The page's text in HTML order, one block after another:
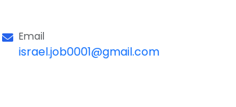
Email
israel.job0001@gmail.com